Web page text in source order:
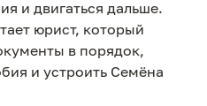
и двигаться дальше.
юрист, который
в порядок,
и устроить Семёна